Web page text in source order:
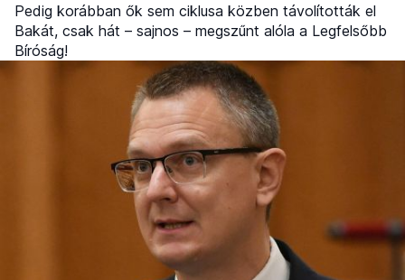
Pedig korábban ők sem ciklusa közben távolították el
Bakát, csak hát – sajnos – megszűnt alóla a Legfelsőbb
Bíróság!